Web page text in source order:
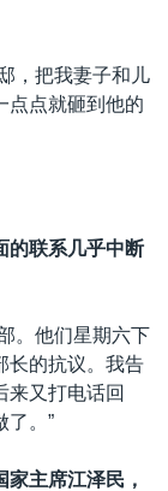
，把我妻子和儿
点点就砸到他的
的联系几乎中断
。他们星期六下
长的抗议。我告
来又打电话回
了。”
主席江泽民，